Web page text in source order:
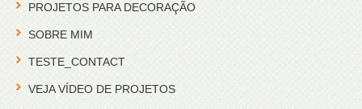
PROJETOS PARA DECORAÇÃO
SOBRE MIM
TESTE_CONTACT
VEJA VÍDEO DE PROJETOS